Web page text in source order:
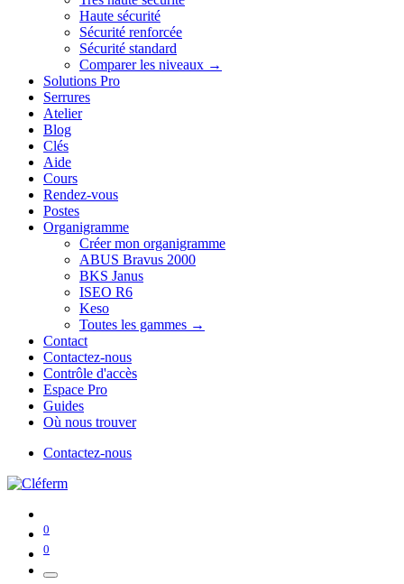
Haute sécurité
Sécurité renforcée
Sécurité standard
Comparer les niveaux →
Solutions Pro
Serrures
Atelier
Blog
Clés
Aide
Cours
Rendez-vous
Postes
Organigramme
Créer mon organigramme
ABUS Bravus 2000
BKS Janus
ISEO R6
Keso
Toutes les gammes →
Contact
Contactez-nous
Contrôle d'accès
Espace Pro
Guides
Où nous trouver
Contactez-nous
0
0